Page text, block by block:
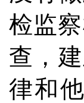
检监
查，
律和